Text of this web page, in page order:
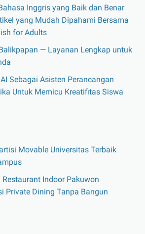
Inggris yang Baik dan Benar
yang Mudah Dipahami Bersama
for Adults
— Layanan Lengkap untuk
Sebagai Asisten Perancangan
Untuk Memicu Kreatifitas Siswa
Movable Universitas Terbaik
Indoor Pakuwon
Private Dining Tanpa Bangun